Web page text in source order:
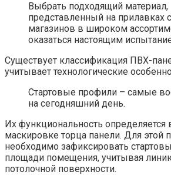
Выбрать подходящий материал,
представленный на прилавках
магазинов в широком
оказаться настоящим
Существует классификация ПВХ-
учитывает технологические
Стартовые профили – самые
на сегодняшний день.
Их функциональность определяется
маскировке торца панели. Для этой
необходимо зафиксировать
площади помещения, учитывая
потолочной поверхности.